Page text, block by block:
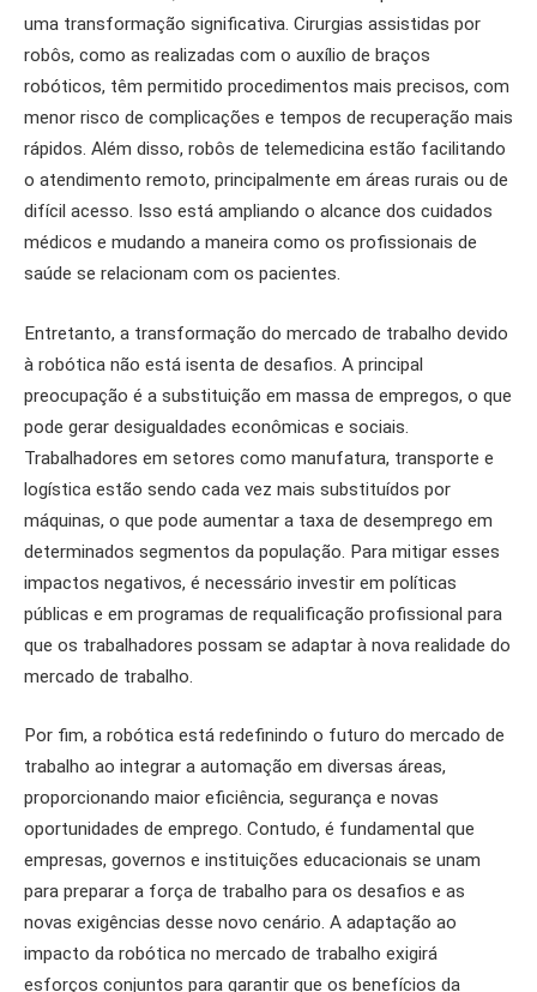
uma transformação significativa. Cirurgias assistidas por
robôs, como as realizadas com o auxílio de braços
robóticos, têm permitido procedimentos mais precisos, com
menor risco de complicações e tempos de recuperação mais
rápidos. Além disso, robôs de telemedicina estão facilitando
o atendimento remoto, principalmente em áreas rurais ou de
difícil acesso. Isso está ampliando o alcance dos cuidados
médicos e mudando a maneira como os profissionais de
saúde se relacionam com os pacientes.
Entretanto, a transformação do mercado de trabalho devido
à robótica não está isenta de desafios. A principal
preocupação é a substituição em massa de empregos, o que
pode gerar desigualdades econômicas e sociais.
Trabalhadores em setores como manufatura, transporte e
logística estão sendo cada vez mais substituídos por
máquinas, o que pode aumentar a taxa de desemprego em
determinados segmentos da população. Para mitigar esses
impactos negativos, é necessário investir em políticas
públicas e em programas de requalificação profissional para
que os trabalhadores possam se adaptar à nova realidade do
mercado de trabalho.
Por fim, a robótica está redefinindo o futuro do mercado de
trabalho ao integrar a automação em diversas áreas,
proporcionando maior eficiência, segurança e novas
oportunidades de emprego. Contudo, é fundamental que
empresas, governos e instituições educacionais se unam
para preparar a força de trabalho para os desafios e as
novas exigências desse novo cenário. A adaptação ao
impacto da robótica no mercado de trabalho exigirá
esforços conjuntos para garantir que os benefícios da